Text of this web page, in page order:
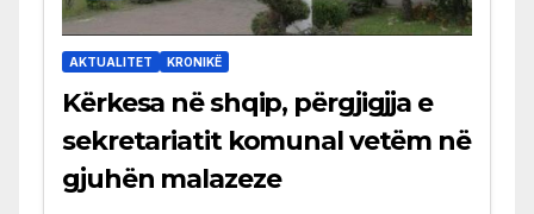
AKTUALITET KRONIKË
Kërkesa në shqip, përgjigjja e
sekretariatit komunal vetëm në
gjuhën malazeze